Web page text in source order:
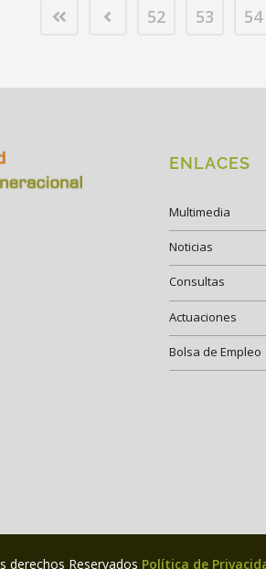
52 53 54
ENLACES
Multimedia
Noticias
Consultas
Actuaciones
Bolsa de Empleo
derechos Reservados Política de